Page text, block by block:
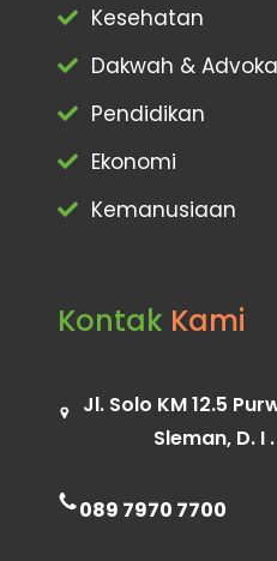
Kesehatan
Dakwah &
Pendidikan
Ekonomi
Kemanusiaan
Kontak Kami
Jl. Solo KM 12.5
Sleman, D.
089 7970 7700